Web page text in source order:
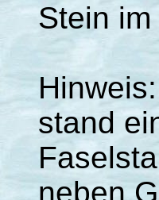
Stein
stand
neben